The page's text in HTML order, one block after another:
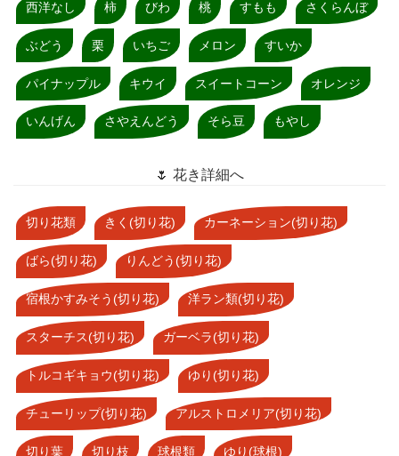
西洋なし 柿 びわ 桃 すもも さくらんぼ
ぶどう 栗 いちご メロン すいか
パイナップル キウイ スイートコーン オレンジ
いんげん さやえんどう そら豆 もやし
🌷 花き詳細へ
切り花類 きく(切り花) カーネーション(切り花)
ばら(切り花) りんどう(切り花)
宿根かすみそう(切り花) 洋ラン類(切り花)
スターチス(切り花) ガーベラ(切り花)
トルコギキョウ(切り花) ゆり(切り花)
チューリップ(切り花) アルストロメリア(切り花)
切り葉 切り枝 球根類 ゆり(球根)